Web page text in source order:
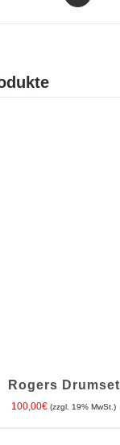
Rogers Drumset
100,00€ (zzgl. 19% MwSt.)